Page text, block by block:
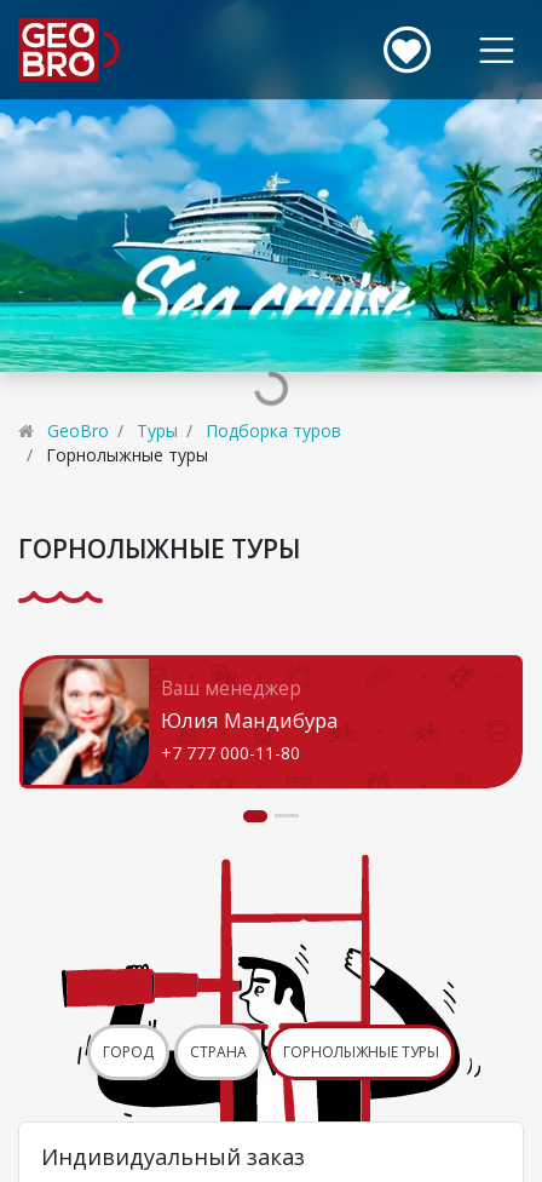
GeoBro Туры
Подборка туров
Горнолыжные туры
ГОРНОЛЫЖНЫЕ ТУРЫ
Индивидуальный заказ
Ваш менеджер
Юлия Мандибура
+7 777 000-11-80
ГОРОД СТРАНА ГОРНОЛЫЖНЫЕ ТУРЫ